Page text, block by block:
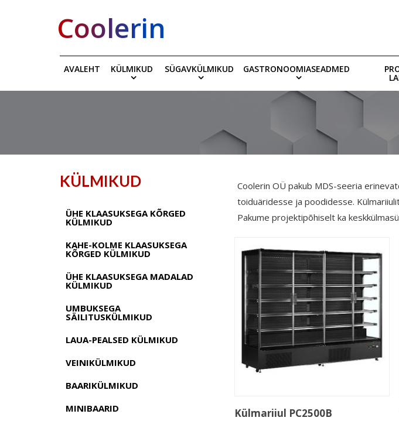
Coolerin
AVALEHT KÜLMIKUD SÜGAVKÜLMIKUD GASTRONOOMIASEADMED
KÜLMIKUD
ÜHE KLAASUKSEGA KÕRGED
KÜLMIKUD
KAHE-KOLME KLAASUKSEGA
KÕRGED KÜLMIKUD
ÜHE KLAASUKSEGA MADALAD
KÜLMIKUD
UMBUKSEGA
SÄILITUSKÜLMIKUD
LAUA-PEALSED KÜLMIKUD
VEINIKÜLMIKUD
BAARIKÜLMIKUD
MINIBAARID
Coolerin OÜ pakub MDS-seeria
toiduäridesse ja poodidesse.
Pakume projektipõhiselt ka
Külmariiul PC2500B